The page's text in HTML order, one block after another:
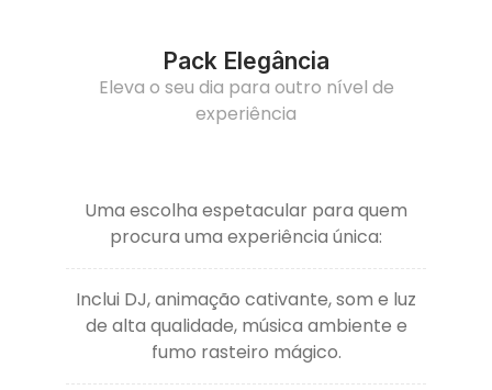
Pack Elegância
Eleva o seu dia para outro nível de
experiência
Uma escolha espetacular para quem
procura uma experiência única:
Inclui DJ, animação cativante, som e luz
de alta qualidade, música ambiente e
fumo rasteiro mágico.